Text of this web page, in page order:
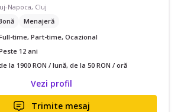
Napoca, Cluj
Menajeră
time, Part-time, Ocazional
12 ani
la 1900 RON / lună, de la 50 RON / oră
Vezi profil
Trimite mesaj